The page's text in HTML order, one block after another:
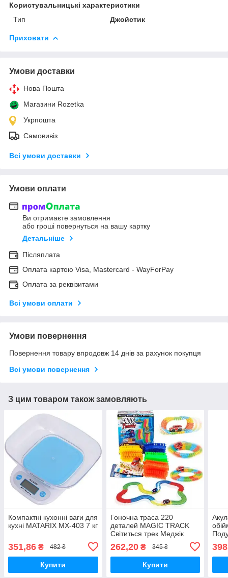
Користувальницькі характеристики
Тип
Джойстик
Приховати
Умови доставки
Нова Пошта
Магазини Rozetka
Укрпошта
Самовивіз
Всі умови доставки
Умови оплати
Ви отримаєте замовлення
або гроші повернуться на вашу картку
Детальніше
Післяплата
Оплата картою Visa, Mastercard - WayForPay
Оплата за реквізитами
Всі умови оплати
Умови повернення
Повернення товару впродовж 14 днів за рахунок покупця
Всі умови повернення
З цим товаром також замовляють
Компактні кухонні ваги для
кухні MATARIX MX-403 7 кг
351,86 ₴ 482 ₴
Купити
Гоночна траса 220
деталей MAGIC TRACK
Світиться трек Меджік
Трек з однією машинкою
262,20₴ 345 ₴
Купити